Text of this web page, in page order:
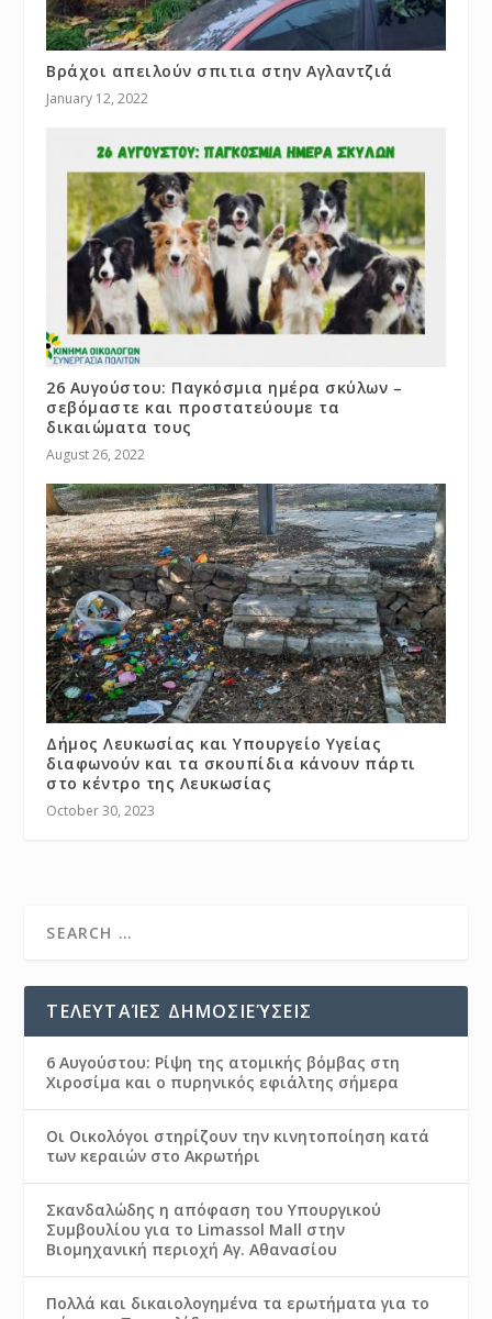
Βράχοι απειλούν σπιτια στην Αγλαντζιά
January 12, 2022
26 Αυγούστου: Παγκόσμια ημέρα σκύλων –
σεβόμαστε και προστατεύουμε τα
δικαιώματα τους
August 26, 2022
Δήμος Λευκωσίας και Υπουργείο Υγείας
διαφωνούν και τα σκουπίδια κάνουν πάρτι
στο κέντρο της Λευκωσίας
October 30, 2023
ΤΕΛΕΥΤΑΊΕΣ ΔΗΜΟΣΙΕΎΣΕΙΣ
6 Αυγούστου: Ρίψη της ατομικής βόμβας στη
Χιροσίμα και ο πυρηνικός εφιάλτης σήμερα
Οι Οικολόγοι στηρίζουν την κινητοποίηση κατά
των κεραιών στο Ακρωτήρι
Σκανδαλώδης η απόφαση του Υπουργικού
Συμβουλίου για το Limassol Mall στην
Βιομηχανική περιοχή Αγ. Αθανασίου
Πολλά και δικαιολογημένα τα ερωτήματα για το